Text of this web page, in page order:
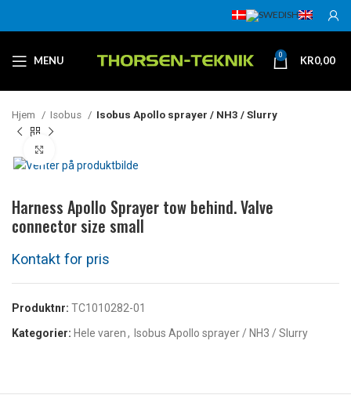
MENU 0 KR0,00
Hjem Isobus Isobus Apollo sprayer / NH3 / Slurry
Harness Apollo Sprayer tow behind. Valve
connector size small
Produktnr: TC1010282-01
Kategorier: Hele varen, Isobus Apollo sprayer / NH3 / Slurry